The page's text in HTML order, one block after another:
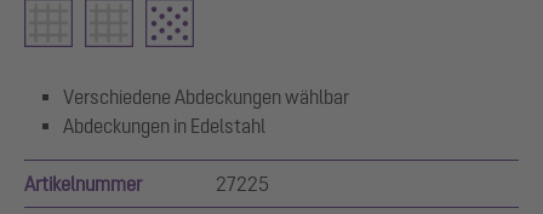
Verschiedene Abdeckungen wählbar
Abdeckungen in Edelstahl
Artikelnummer 27225